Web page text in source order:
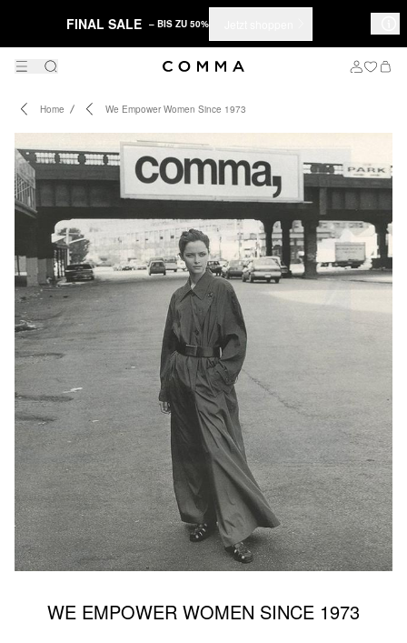
FINAL SALE – BIS ZU 50%
Home We Empower Women Since 1973
WE EMPOWER WOMEN SINCE 1973